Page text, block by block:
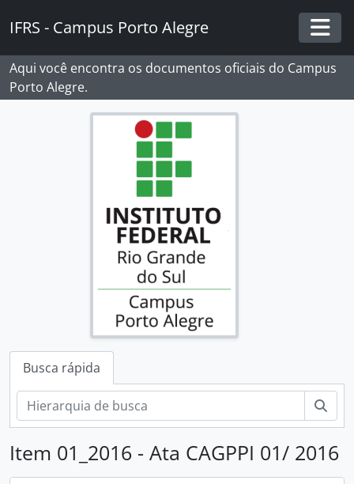
IFRS - Campus Porto Alegre
Aqui você encontra os documentos oficiais do Campus
Porto Alegre.
Busca rápida
Item 01_2016 - Ata CAGPPI 01/ 2016
[Subfundos] Comissão Interna de Saúde, Segurança e Prevenção de Acidentes
[Subfundos] Comissão Local do Programa de Acompanhamento de Egressos